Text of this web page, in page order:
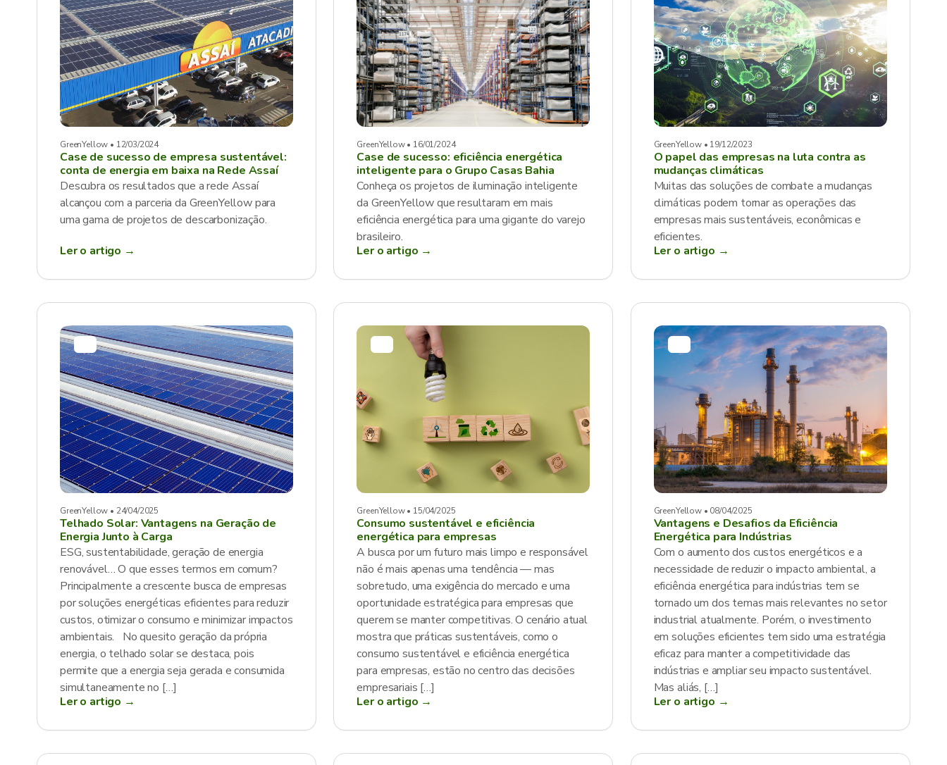
GreenYellow • 12/03/2024
Case de sucesso de empresa sustentável:
conta de energia em baixa na Rede Assaí
Descubra os resultados que a rede Assaí
alcançou com a parceria da GreenYellow para
uma gama de projetos de descarbonização.
Ler o artigo →
GreenYellow • 16/01/2024
Case de sucesso: eficiência energética
inteligente para o Grupo Casas Bahia
Conheça os projetos de iluminação inteligente
da GreenYellow que resultaram em mais
eficiência energética para uma gigante do varejo
brasileiro.
Ler o artigo →
GreenYellow • 19/12/2023
O papel das empresas na luta contra as
mudanças climáticas
Muitas das soluções de combate a mudanças
climáticas podem tornar as operações das
empresas mais sustentáveis, econômicas e
eficientes.
Ler o artigo →
GreenYellow • 24/04/2025
Telhado Solar: Vantagens na Geração de
Energia Junto à Carga
ESG, sustentabilidade, geração de energia
renovável… O que esses termos em comum?
Principalmente a crescente busca de empresas
por soluções energéticas eficientes para reduzir
custos, otimizar o consumo e minimizar impactos
ambientais. No quesito geração da própria
energia, o telhado solar se destaca, pois
permite que a energia seja gerada e consumida
simultaneamente no […]
Ler o artigo →
GreenYellow • 15/04/2025
Consumo sustentável e eficiência
energética para empresas
A busca por um futuro mais limpo e responsável
não é mais apenas uma tendência — mas
sobretudo, uma exigência do mercado e uma
oportunidade estratégica para empresas que
querem se manter competitivas. O cenário atual
mostra que práticas sustentáveis, como o
consumo sustentável e eficiência energética
para empresas, estão no centro das decisões
empresariais […]
Ler o artigo →
GreenYellow • 08/04/2025
Vantagens e Desafios da Eficiência
Energética para Indústrias
Com o aumento dos custos energéticos e a
necessidade de reduzir o impacto ambiental, a
eficiência energética para indústrias tem se
tornado um dos temas mais relevantes no setor
industrial atualmente. Porém, o investimento
em soluções eficientes tem sido uma estratégia
eficaz para manter a competitividade das
indústrias e ampliar seu impacto sustentável.
Mas aliás, […]
Ler o artigo →